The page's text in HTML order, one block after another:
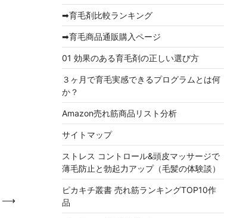
⟶
➡育毛剤比較ランキング
➡育毛商品通販購入ページ
01 効果のある育毛剤の正しい選び方
３ヶ月で育毛実感できるプログラムとは何
か？
Amazon売れ筋商品リスト分析
サイトマップ
ストレス コントロール&頭皮マッサージで
薄毛防止と勃起力アップ（毛髪の体験談）
ピカキチ叢書 売れ筋ランキングTOP10作
品